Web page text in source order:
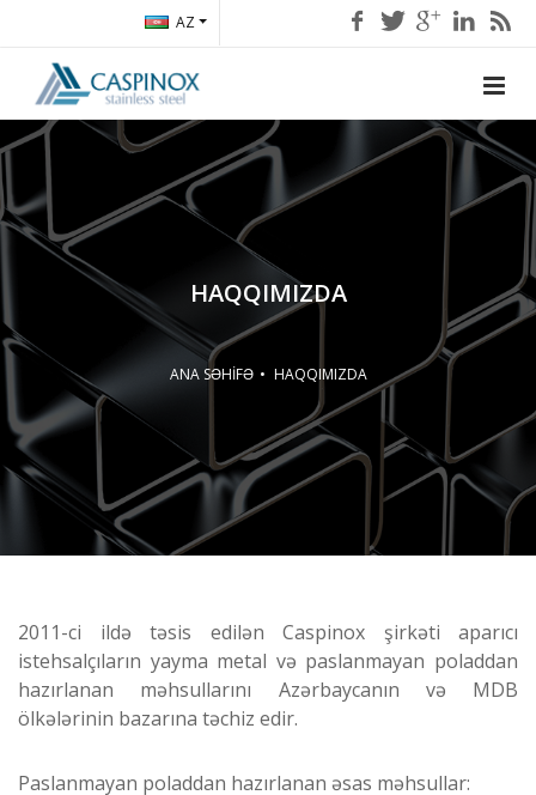
AZ
HAQQIMIZDA
ANA SƏHİFƏ HAQQIMIZDA
2011-ci ildə təsis edilən Caspinox şirkəti aparıcı
istehsalçıların yayma metal və paslanmayan poladdan
hazırlanan məhsullarını Azərbaycanın və MDB
ölkələrinin bazarına təchiz edir.
Paslanmayan poladdan hazırlanan əsas məhsullar: